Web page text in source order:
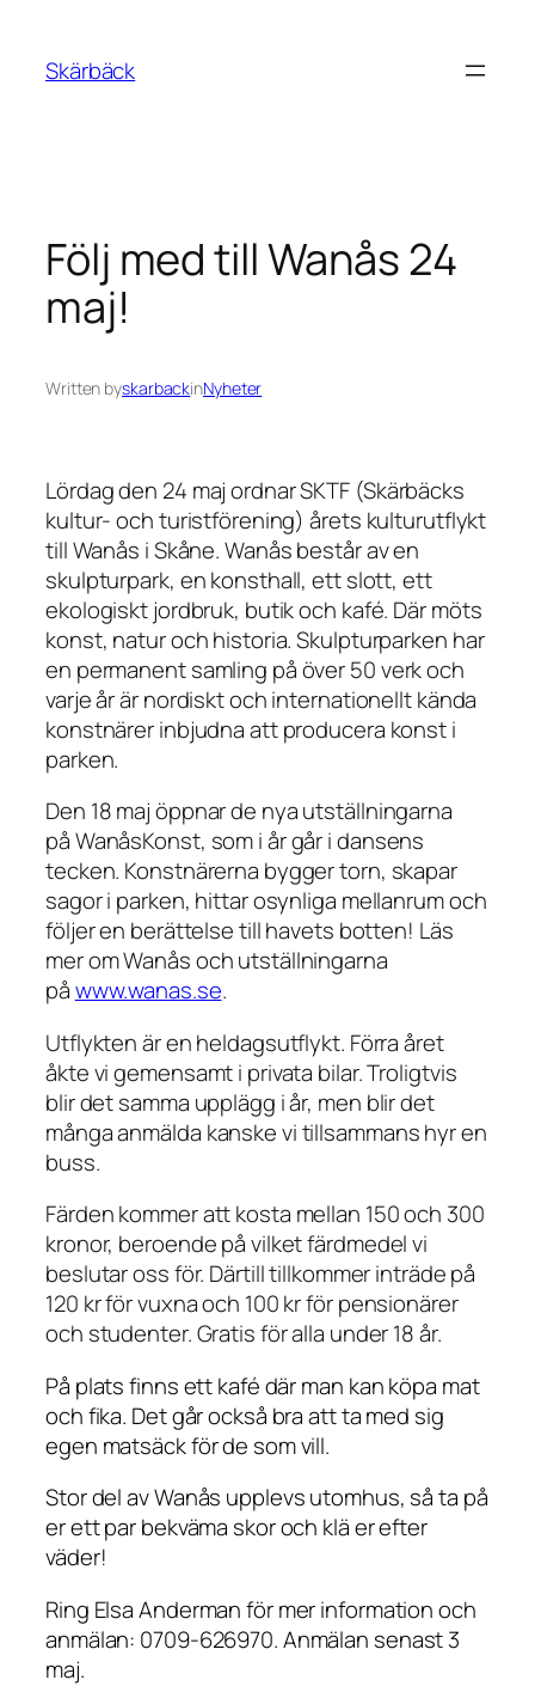
content
Skärbäck
Följ med till Wanås 24
maj!
Written byskarbackinNyheter
Lördag den 24 maj ordnar SKTF (Skärbäcks
kultur- och turistförening) årets kulturutflykt
till Wanås i Skåne. Wanås består av en
skulpturpark, en konsthall, ett slott, ett
ekologiskt jordbruk, butik och kafé. Där möts
konst, natur och historia. Skulpturparken har
en permanent samling på över 50 verk och
varje år är nordiskt och internationellt kända
konstnärer inbjudna att producera konst i
parken.
Den 18 maj öppnar de nya utställningarna
på WanåsKonst, som i år går i dansens
tecken. Konstnärerna bygger torn, skapar
sagor i parken, hittar osynliga mellanrum och
följer en berättelse till havets botten! Läs
mer om Wanås och utställningarna
påwww.wanas.se.
Utflykten är en heldagsutflykt. Förra året
åkte vi gemensamt i privata bilar. Troligtvis
blir det samma upplägg i år, men blir det
många anmälda kanske vi tillsammans hyr en
buss.
Färden kommer att kosta mellan 150 och 300
kronor, beroende på vilket färdmedel vi
beslutar oss för. Därtill tillkommer inträde på
120 kr för vuxna och 100 kr för pensionärer
och studenter. Gratis för alla under 18 år.
På plats finns ett kafé där man kan köpa mat
och fika. Det går också bra att ta med sig
egen matsäck för de som vill.
Stor del av Wanås upplevs utomhus, så ta på
er ett par bekväma skor och klä er efter
väder!
Ring Elsa Anderman för mer information och
anmälan: 0709-626970. Anmälan senast 3
maj.